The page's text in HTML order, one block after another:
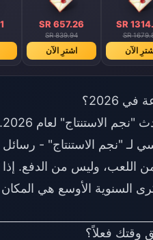
SR
SR
الآن
SR 657.26
SR 839.94
اشترِ الآن
2026؟
لـ "نجم الاستنتاج" -
الأوسع هي المكان
وقتك فعلاً؟